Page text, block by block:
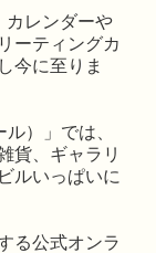
カレンダーや
ーティングカ
今に至りま
）」では、
貨、ギャラリ
ルいっぱいに
る公式オンラ